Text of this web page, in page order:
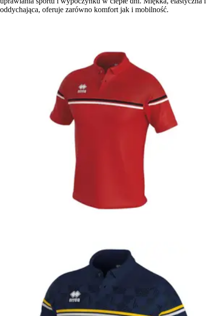
oddychająca, oferuje zarówno komfort jak i mobilność.